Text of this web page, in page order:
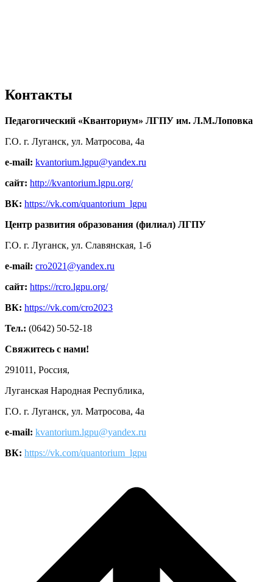
Контакты
Педагогический «Кванториум» ЛГПУ им. Л.М.Лоповка
Г.О. г. Луганск, ул. Матросова, 4а
e-mail: kvantorium.lgpu@yandex.ru
сайт: http://kvantorium.lgpu.org/
ВК: https://vk.com/quantorium_lgpu
Центр развития образования (филиал) ЛГПУ
Г.О. г. Луганск, ул. Славянская, 1-б
e-mail: cro2021@yandex.ru
сайт: https://rcro.lgpu.org/
ВК: https://vk.com/cro2023
Тел.: (0642) 50-52-18
Свяжитесь с нами!
291011, Россия,
Луганская Народная Республика,
Г.О. г. Луганск, ул. Матросова, 4а
e-mail: kvantorium.lgpu@yandex.ru
ВК: https://vk.com/quantorium_lgpu